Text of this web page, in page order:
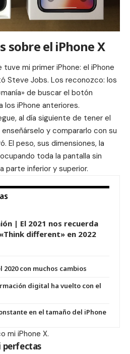
sobre el iPhone X
mi primer iPhone: el iPhone
Steve Jobs. Los reconozco: los
de buscar el botón
los iPhone anteriores.
al día siguiente de tener el
y compararlo con su
El peso, sus dimensiones, la
toda la pantalla sin
parte inferior y superior.
| El 2021 nos recuerda
different» en 2022
con muchos cambios
digital ha vuelto con el
en el tamaño del iPhone
mi iPhone X.
perfectas